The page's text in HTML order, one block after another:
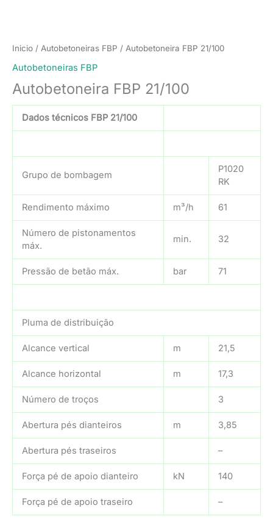
Inicio / Autobetoneiras FBP / Autobetoneira FBP 21/100
Autobetoneiras FBP
Autobetoneira FBP 21/100
Dados técnicos FBP 21/100
Grupo de bombagem
P1020
RK
Rendimento máximo m³/h 61
Número de pistonamentos
máx.
min. 32
Pressão de betão máx. bar 71
Pluma de distribuição
Alcance vertical m 21,5
Alcance horizontal m 17,3
Número de troços 3
Abertura pés dianteiros m 3,85
Abertura pés traseiros –
Força pé de apoio dianteiro kN 140
Força pé de apoio traseiro –